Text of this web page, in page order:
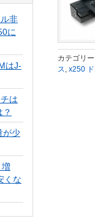
カテゴリー
ス x250 ド
非
に
はJ-
は
が少
増
くな